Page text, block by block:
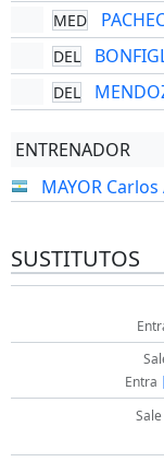
MED
DEL
DEL
ENTRENADOR
MAYOR
SUSTITUTOS
Entra
Sale